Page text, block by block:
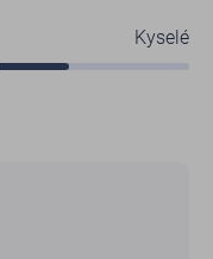
Kyselé